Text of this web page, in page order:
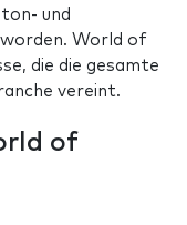
und
World of
die die gesamte
vereint.
of